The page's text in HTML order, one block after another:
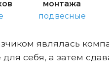
монтажа
подвесные
являлась
себя, а затем